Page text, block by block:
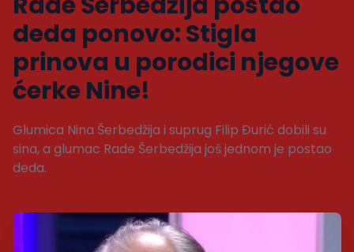
deda ponovo: Stigla
prinova u porodici njegove
ćerke Nine!
Glumica Nina Šerbedžija i suprug Filip Đurić dobili su
sina, a glumac Rade Šerbedžija još jednom je postao
deda.